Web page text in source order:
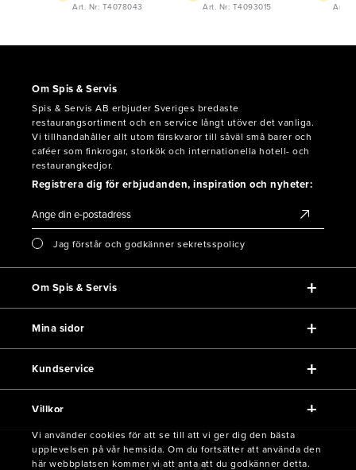
Art. Nr: T4078043 Art. Nr: T4093015 Art.
Om Spis & Servis
Spis & Servis AB erbjuder Sveriges bredaste
restaurangsortiment och en service långt utöver det vanliga.
Vi tillhandahåller allt utom färskvaror till såväl små barer och
caféer som finkrogar, storkök och internationella hotell- och
restaurangkedjor.
Registrera dig för erbjudanden, inspiration och nyheter:
Jag förstår och godkänner sekretsspolicy
Om Spis & Servis
Mina sidor
Kundservice
Villkor
Vi använder cookies för att se till att vi ger dig den bästa
upplevelsen på vår hemsida. Om du fortsätter att använda den
här webbplatsen kommer vi att anta att du godkänner detta.